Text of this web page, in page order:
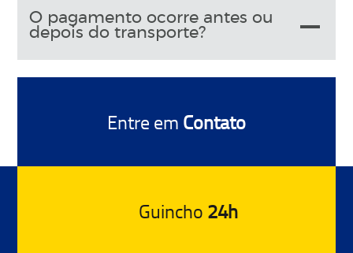
O pagamento ocorre antes ou
depois do transporte?
Guincho 24h
Entre em Contato